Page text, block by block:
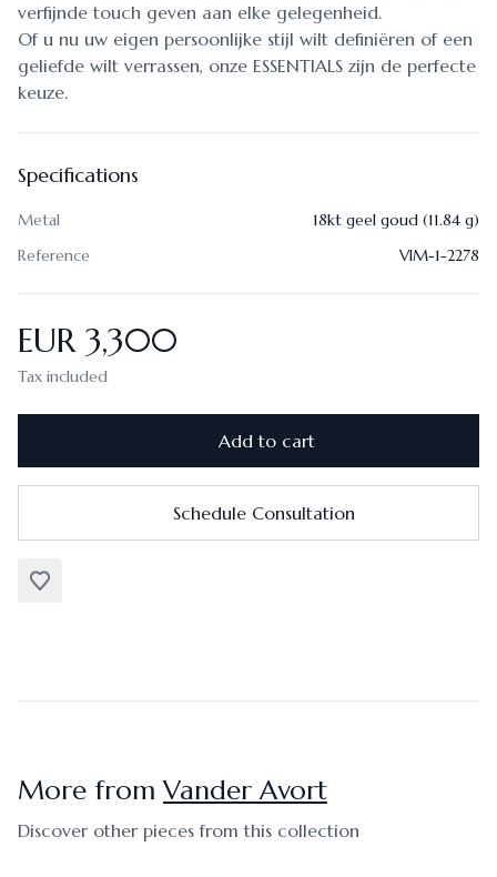
verfijnde touch geven aan elke gelegenheid.
Of u nu uw eigen persoonlijke stijl wilt definiëren of een
geliefde wilt verrassen, onze ESSENTIALS zijn de perfecte
keuze.
Specifications
Metal
18kt geel goud (11.84 g)
Reference
VIM-1-2278
EUR 3,300
Tax included
Add to cart
Schedule Consultation
More fromVander Avort
Discover other pieces from this collection